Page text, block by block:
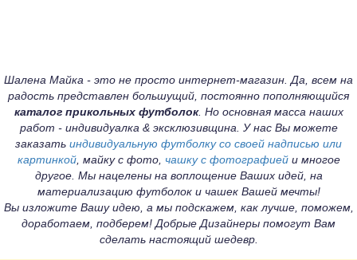
Шалена Майка - это не просто интернет-магазин. Да, всем на
радость представлен большущий, постоянно пополняющийся
каталог прикольных футболок. Но основная масса наших
работ - индивидуалка & эксклюзивщина. У нас Вы можете
заказать индивидуальную футболку со своей надписью или
картинкой, майку с фото, чашку с фотографиейи многое
другое. Мы нацелены на воплощение Ваших идей, на
материализацию футболок и чашек Вашей мечты!
Вы изложите Вашу идею, а мы подскажем, как лучше, поможем,
доработаем, подберем! Добрые Дизайнеры помогут Вам
сделать настоящий шедевр.